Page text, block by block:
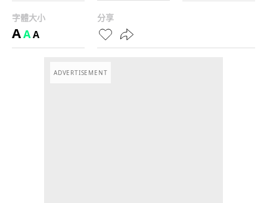
字體大小
AAA
分享
ADVERTISEMENT